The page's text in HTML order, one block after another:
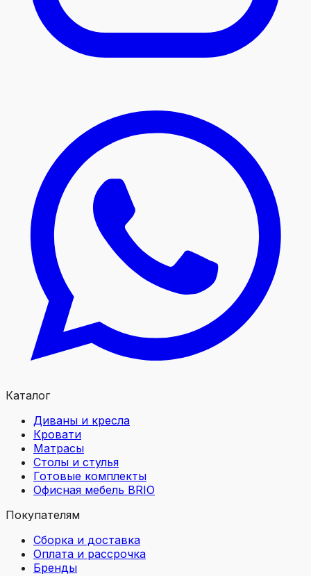
Каталог
Диваны и кресла
Кровати
Матрасы
Столы и стулья
Готовые комплекты
Офисная мебель BRIO
Покупателям
Сборка и доставка
Оплата и рассрочка
Бренды